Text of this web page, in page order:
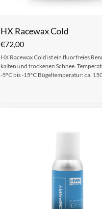
HX Racewax Cold
€72,00
HX Racewax Cold ist ein fluorfreies
kalten und trockenen Schnee.
-5°C bis -15°C Bügeltemperatur: ca.